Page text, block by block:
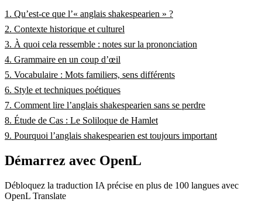
1. Qu’est-ce que l’« anglais shakespearien » ?
2. Contexte historique et culturel
3. À quoi cela ressemble : notes sur la prononciation
4. Grammaire en un coup d’œil
5. Vocabulaire : Mots familiers, sens différents
6. Style et techniques poétiques
7. Comment lire l’anglais shakespearien sans se perdre
8. Étude de Cas : Le Soliloque de Hamlet
9. Pourquoi l’anglais shakespearien est toujours important
Démarrez avec OpenL
Débloquez la traduction IA précise en plus de 100 langues avec
OpenL Translate